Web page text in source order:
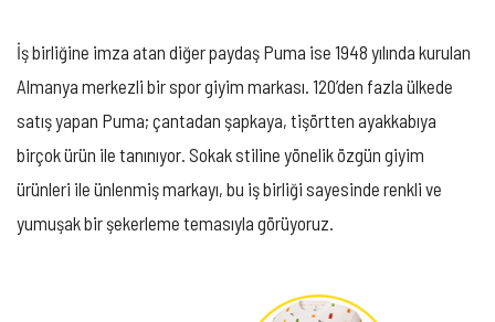
İş birliğine imza atan diğer paydaş Puma ise 1948 yılında kurulan
Almanya merkezli bir spor giyim markası. 120’den fazla ülkede
satış yapan Puma; çantadan şapkaya, tişörtten ayakkabıya
birçok ürün ile tanınıyor. Sokak stiline yönelik özgün giyim
ürünleri ile ünlenmiş markayı, bu iş birliği sayesinde renkli ve
yumuşak bir şekerleme temasıyla görüyoruz.